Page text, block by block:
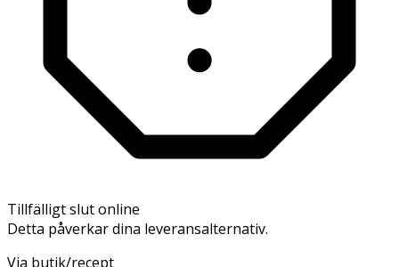
Tillfälligt slut online
Detta påverkar dina leveransalternativ.
Via butik/recept